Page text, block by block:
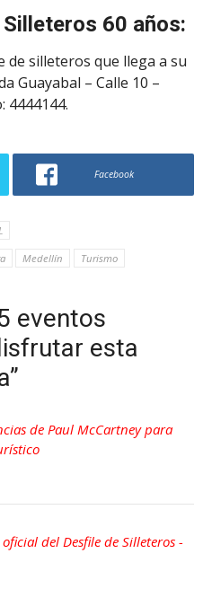
60 años:
silleteros que llega a su
Guayabal – Calle 10 –
4444144.
Facebook
Medellín Turismo
eventos
esta
de Paul McCartney para
del Desfile de Silleteros -